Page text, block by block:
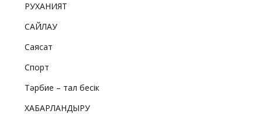
РУХАНИЯТ
САЙЛАУ
Саясат
Спорт
Тәрбие – тал бесік
ХАБАРЛАНДЫРУ